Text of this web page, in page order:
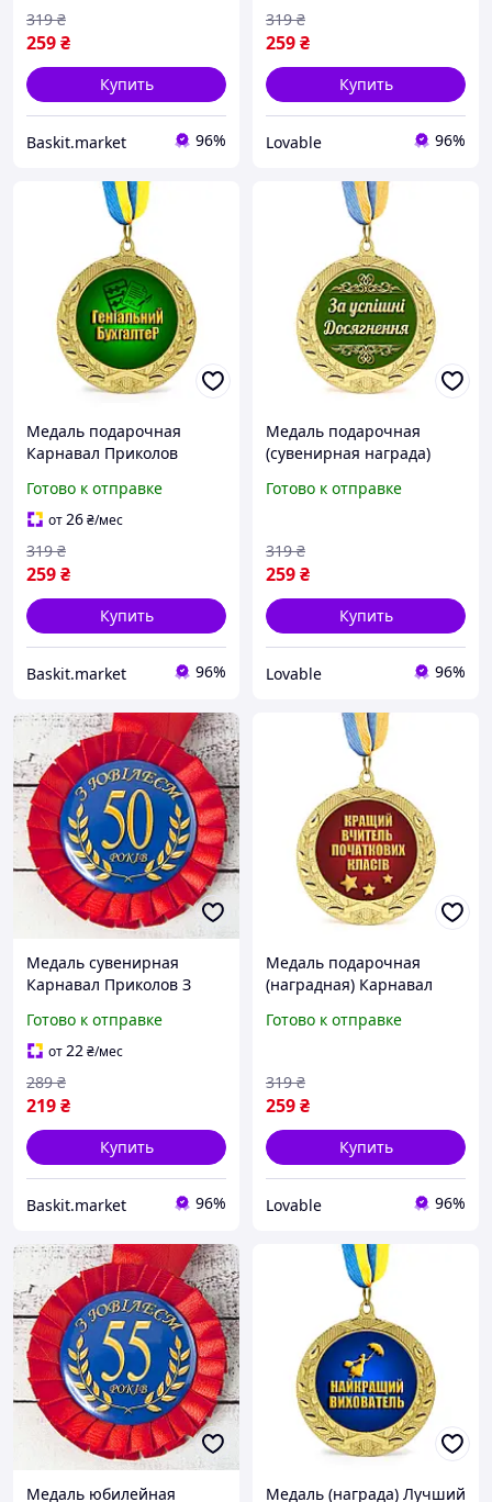
259₴
319 ₴
Купить
Baskit.market 96%
259₴
319 ₴
Купить
Lovable 96%
Медаль подарочная
Карнавал Приколов
золотистая 7 см
Готово к отправке
от26₴/мес
259₴
319 ₴
Купить
Baskit.market 96%
Медаль подарочная
(сувенирная награда)
успішні досягнення"
Готово к отправке
259₴
319 ₴
Купить
Lovable 96%
Медаль сувенирная
Карнавал Приколов З
синяя
Готово к отправке
от22₴/мес
219₴
289 ₴
Купить
Baskit.market 96%
Медаль подарочная
(наградная) Карнавал
учитель начальных
сувенир
Готово к отправке
259₴
319 ₴
Купить
Lovable 96%
Медаль юбилейная Медаль (награда) Лучший